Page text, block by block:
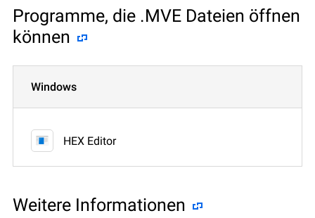
Programme, die .MVE Dateien öffnen
können
Windows
HEX Editor
Weitere Informationen